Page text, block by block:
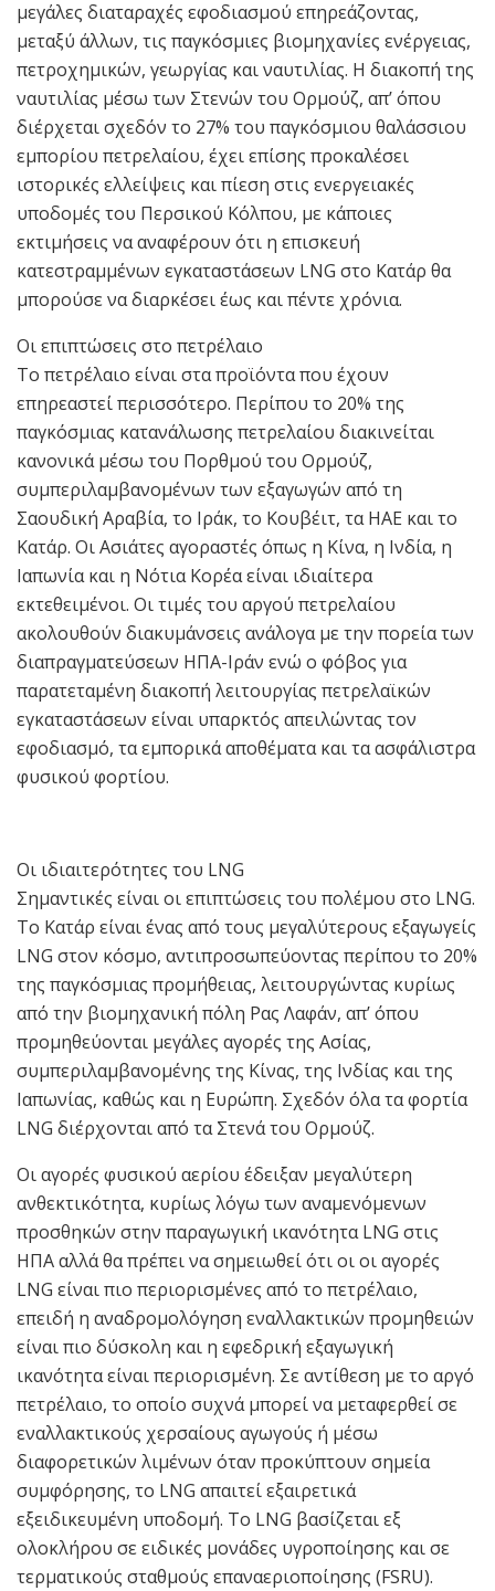
μεγάλες διαταραχές εφοδιασμού επηρεάζοντας,
μεταξύ άλλων, τις παγκόσμιες βιομηχανίες ενέργειας,
πετροχημικών, γεωργίας και ναυτιλίας. Η διακοπή της
ναυτιλίας μέσω των Στενών του Ορμούζ, απ’ όπου
διέρχεται σχεδόν το 27% του παγκόσμιου θαλάσσιου
εμπορίου πετρελαίου, έχει επίσης προκαλέσει
ιστορικές ελλείψεις και πίεση στις ενεργειακές
υποδομές του Περσικού Κόλπου, με κάποιες
εκτιμήσεις να αναφέρουν ότι η επισκευή
κατεστραμμένων εγκαταστάσεων LNG στο Κατάρ θα
μπορούσε να διαρκέσει έως και πέντε χρόνια.
Οι επιπτώσεις στο πετρέλαιο
Το πετρέλαιο είναι στα προϊόντα που έχουν
επηρεαστεί περισσότερο. Περίπου το 20% της
παγκόσμιας κατανάλωσης πετρελαίου διακινείται
κανονικά μέσω του Πορθμού του Ορμούζ,
συμπεριλαμβανομένων των εξαγωγών από τη
Σαουδική Αραβία, το Ιράκ, το Κουβέιτ, τα ΗΑΕ και το
Κατάρ. Οι Ασιάτες αγοραστές όπως η Κίνα, η Ινδία, η
Ιαπωνία και η Νότια Κορέα είναι ιδιαίτερα
εκτεθειμένοι. Οι τιμές του αργού πετρελαίου
ακολουθούν διακυμάνσεις ανάλογα με την πορεία των
διαπραγματεύσεων ΗΠΑ-Ιράν ενώ ο φόβος για
παρατεταμένη διακοπή λειτουργίας πετρελαϊκών
εγκαταστάσεων είναι υπαρκτός απειλώντας τον
εφοδιασμό, τα εμπορικά αποθέματα και τα ασφάλιστρα
φυσικού φορτίου.
Οι ιδιαιτερότητες του LNG
Σημαντικές είναι οι επιπτώσεις του πολέμου στο LNG.
Το Κατάρ είναι ένας από τους μεγαλύτερους εξαγωγείς
LNG στον κόσμο, αντιπροσωπεύοντας περίπου το 20%
της παγκόσμιας προμήθειας, λειτουργώντας κυρίως
από την βιομηχανική πόλη Ρας Λαφάν, απ’ όπου
προμηθεύονται μεγάλες αγορές της Ασίας,
συμπεριλαμβανομένης της Κίνας, της Ινδίας και της
Ιαπωνίας, καθώς και η Ευρώπη. Σχεδόν όλα τα φορτία
LNG διέρχονται από τα Στενά του Ορμούζ.
Οι αγορές φυσικού αερίου έδειξαν μεγαλύτερη
ανθεκτικότητα, κυρίως λόγω των αναμενόμενων
προσθηκών στην παραγωγική ικανότητα LNG στις
ΗΠΑ αλλά θα πρέπει να σημειωθεί ότι οι οι αγορές
LNG είναι πιο περιορισμένες από το πετρέλαιο,
επειδή η αναδρομολόγηση εναλλακτικών προμηθειών
είναι πιο δύσκολη και η εφεδρική εξαγωγική
ικανότητα είναι περιορισμένη. Σε αντίθεση με το αργό
πετρέλαιο, το οποίο συχνά μπορεί να μεταφερθεί σε
εναλλακτικούς χερσαίους αγωγούς ή μέσω
διαφορετικών λιμένων όταν προκύπτουν σημεία
συμφόρησης, το LNG απαιτεί εξαιρετικά
εξειδικευμένη υποδομή. Το LNG βασίζεται εξ
ολοκλήρου σε ειδικές μονάδες υγροποίησης και σε
τερματικούς σταθμούς επαναεριοποίησης (FSRU).